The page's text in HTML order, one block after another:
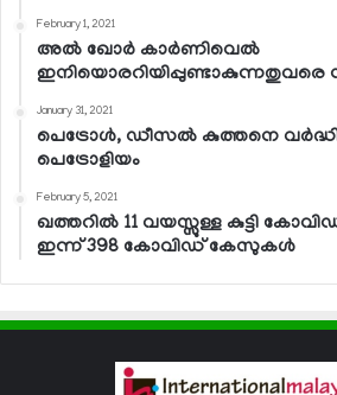
February 1, 2021
അല്‍ ഖോര്‍ കാര്‍ണിവെല്‍
ഇനിയൊരറിയിപ്പുണ്ടാകുന്നതുവരെ
January 31, 2021
പെട്രോള്‍, ഡീസല്‍ കുത്തനെ
പെട്രോളിയം
February 5, 2021
ഖത്തറില്‍ 11 വയസ്സുള്ള കുട്ടി കോവിഡ്
ഇന്ന് 398 കോവിഡ് കേസുകള്‍